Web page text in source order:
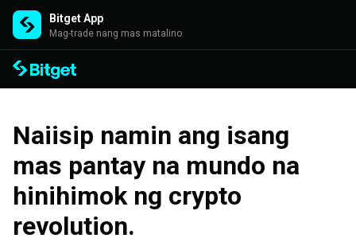
Bitget App
Mag-trade nang mas matalino
Naiisip namin ang isang
mas pantay na mundo na
hinihimok ng crypto
revolution.